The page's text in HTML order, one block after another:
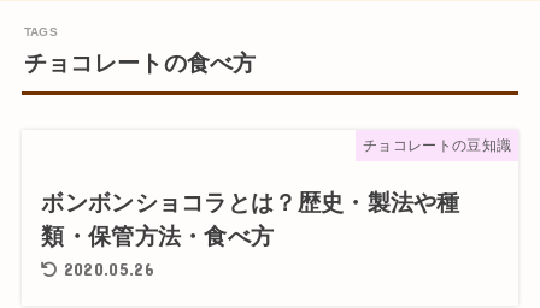
チョコレートの食べ方
チョコレートの豆知識
ボンボンショコラとは？歴史・製法や種
類・保管方法・食べ方
2020.05.26